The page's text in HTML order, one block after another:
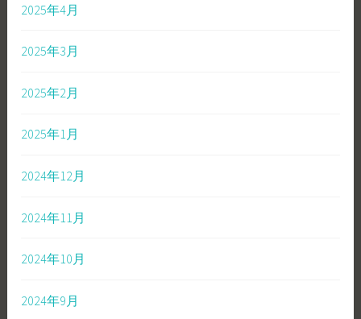
2025年4月
2025年3月
2025年2月
2025年1月
2024年12月
2024年11月
2024年10月
2024年9月